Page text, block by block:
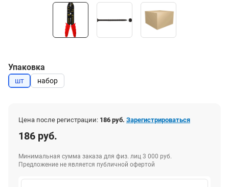
Упаковка
шт набор
Цена после регистрации: 186 руб. Зарегистрироваться
186 руб.
Минимальная сумма заказа для физ. лиц 3 000 руб.
Предложение не является публичной офертой